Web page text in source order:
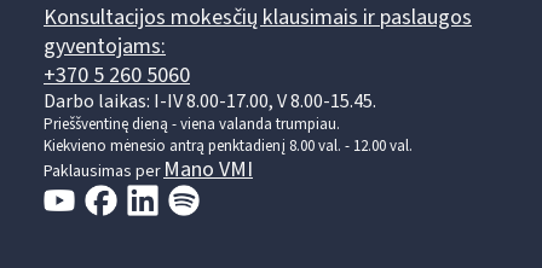
Konsultacijos mokesčių klausimais ir paslaugos
gyventojams:
+370 5 260 5060
Darbo laikas: I-IV 8.00-17.00, V 8.00-15.45.
Prieššventinę dieną - viena valanda trumpiau.
Kiekvieno mėnesio antrą penktadienį 8.00 val. - 12.00 val.
Paklausimas per Mano VMI